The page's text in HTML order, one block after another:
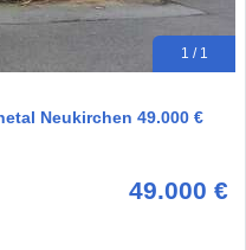
1 / 1
Neukirchen 49.000 €
49.000 €